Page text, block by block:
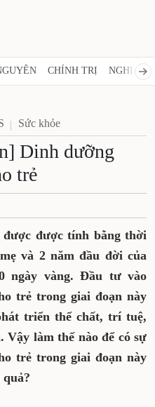
CHÍNH TRỊ NGHỊ
Sức khỏe
Dinh dưỡng
trẻ
được được tính bằng thời
và 2 năm đầu đời của
ngày vàng. Đầu tư vào
trẻ trong giai đoạn này
triển thể chất, trí tuệ,
Vậy làm thế nào để có sự
trẻ trong giai đoạn này